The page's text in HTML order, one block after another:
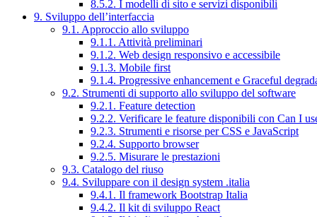
8.5.2. I modelli di sito e servizi disponibili
9. Sviluppo dell’interfaccia
9.1. Approccio allo sviluppo
9.1.1. Attività preliminari
9.1.2. Web design responsivo e accessibile
9.1.3. Mobile first
9.1.4. Progressive enhancement e Graceful
9.2. Strumenti di supporto allo sviluppo del software
9.2.1. Feature detection
9.2.2. Verificare le feature disponibili con Can I
9.2.3. Strumenti e risorse per CSS e JavaScript
9.2.4. Supporto browser
9.2.5. Misurare le prestazioni
9.3. Catalogo del riuso
9.4. Sviluppare con il design system .italia
9.4.1. Il framework Bootstrap Italia
9.4.2. Il kit di sviluppo React